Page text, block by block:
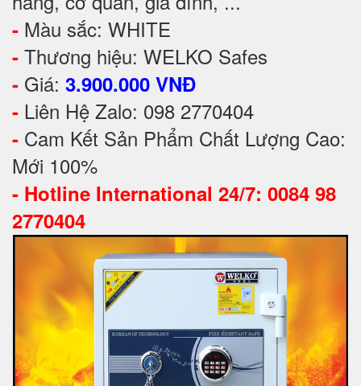
- Màu sắc: WHITE
- Thương hiệu: WELKO Safes
- Giá: 3.900.000 VNĐ
- Liên Hệ Zalo: 098 2770404
- Cam Kết Sản Phẩm Chất Lượng Cao:
Mới 100%
- Hotline International 24/7: 0084 98
2770404